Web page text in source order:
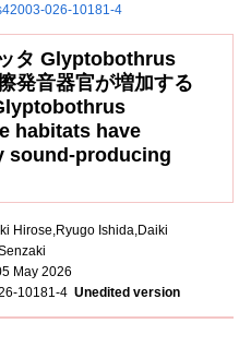
026-10181-4
タ Glyptobothrus
発音器官が増加する
habitats have
sound-producing
Hirose,Ryugo Ishida,Daiki
May 2026
10181-4 Unedited version